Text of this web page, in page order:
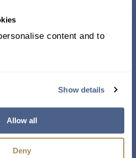
content and to
Show details
Allow all
Deny
Saint-Antoine E.
Montréal QC
1A3 Canada
Téléphone